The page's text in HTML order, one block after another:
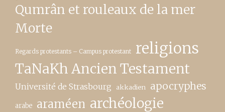
Qumrân et rouleaux de la mer
Morte
Regards protestants – Campus protestant religions
TaNaKh Ancien Testament
Université de Strasbourg akkadien apocryphes
arabe araméen archéologie